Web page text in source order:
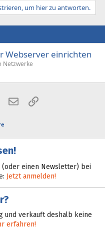
um hier zu antworten.
Webserver einrichten
Netzwerke
E-MailLink
(oder einen Newsletter) bei
Jetzt anmelden!
und verkauft deshalb keine
erfahren!